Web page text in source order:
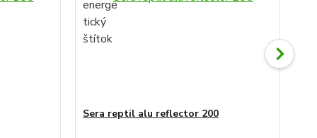
Sera reptil alu reflector 200